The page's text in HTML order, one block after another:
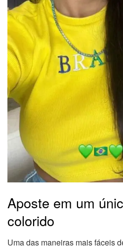
Aposte em um
colorido
Uma das maneiras mais fáceis